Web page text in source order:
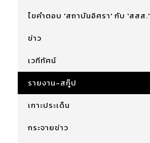
ไขคำตอบ 'สถาบันอิศรา' กับ 'สสส.'
ข่าว
เวทีทัศน์
รายงาน-สกู๊ป
เกาะประเด็น
กระจายข่าว